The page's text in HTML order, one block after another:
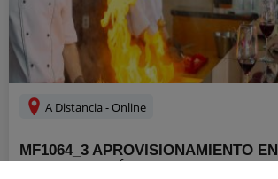
A Distancia - Online
MF1064_3 APROVISIONAMIENTO EN